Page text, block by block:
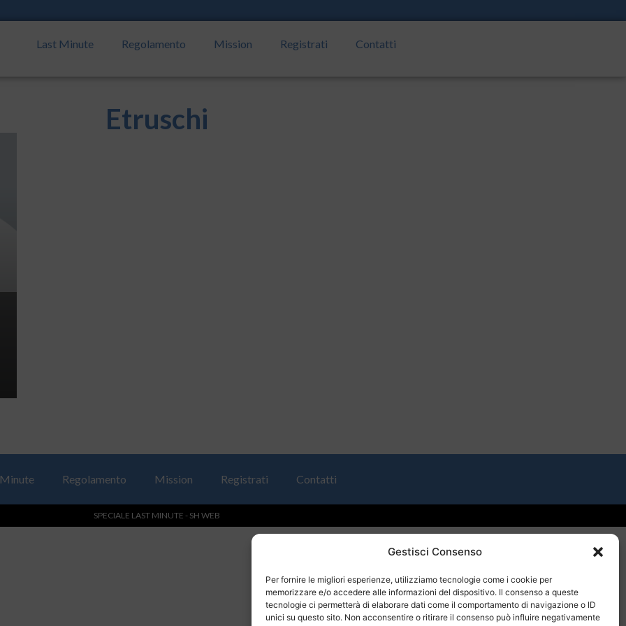
Gestisci Consenso
Per fornire le migliori esperienze, utilizziamo tecnologie come i cookie per
memorizzare e/o accedere alle informazioni del dispositivo. Il consenso a queste
tecnologie ci permetterà di elaborare dati come il comportamento di navigazione o ID
unici su questo sito. Non acconsentire o ritirare il consenso può influire negativamente
Last Minute Regolamento Mission Registrati Contatti
Etruschi
Regolamento Mission Registrati Contatti
SPECIALE LAST MINUTE - SH WEB